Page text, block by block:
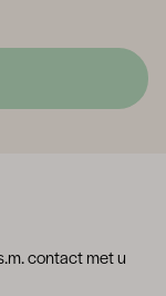
contact met u